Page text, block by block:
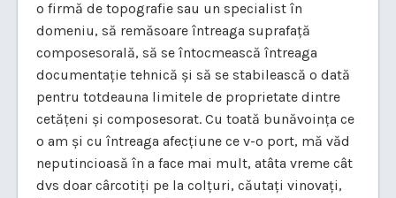
o firmă de topografie sau un specialist în
domeniu, să remăsoare întreaga suprafață
composesorală, să se întocmească întreaga
documentație tehnică și să se stabilească o dată
pentru totdeauna limitele de proprietate dintre
cetățeni și composesorat. Cu toată bunăvoința ce
o am și cu întreaga afecțiune ce v-o port, mă văd
neputincioasă în a face mai mult, atâta vreme cât
dvs doar cârcotiți pe la colțuri, căutați vinovați,